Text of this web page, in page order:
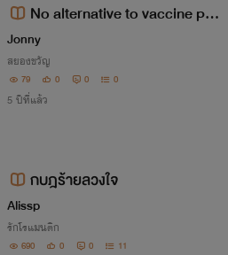
No alternative to vaccine pa
ssports, says Dubai airport boss
Jonny
สยองขวัญ
79 0 0 0
5 ปีที่แล้ว
กบฎร้ายลวงใจ
Alissp
รักโรแมนติก
690 0 0 11